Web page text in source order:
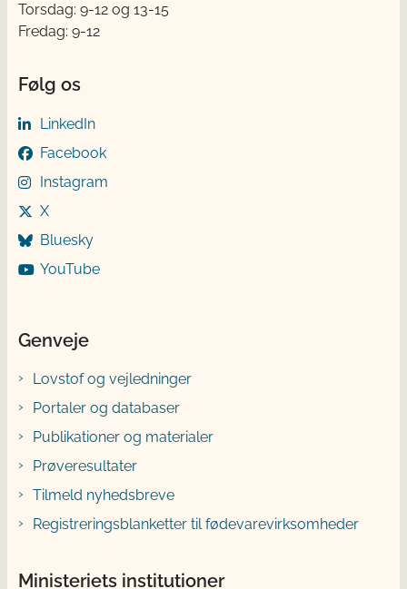
Torsdag: 9-12 og 13-15
Fredag: 9-12
Følg os
LinkedIn
Facebook
Instagram
X
Bluesky
YouTube
Genveje
Lovstof og vejledninger
Portaler og databaser
Publikationer og materialer
Prøveresultater
Tilmeld nyhedsbreve
Registreringsblanketter til fødevarevirksomheder
Ministeriets institutioner